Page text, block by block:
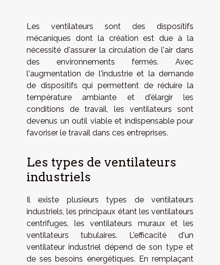
Les ventilateurs sont des dispositifs
mécaniques dont la création est due à la
nécessité d'assurer la circulation de l'air dans
des environnements fermés. Avec
l'augmentation de l'industrie et la demande
de dispositifs qui permettent de réduire la
température ambiante et d'élargir les
conditions de travail, les ventilateurs sont
devenus un outil viable et indispensable pour
favoriser le travail dans ces entreprises.
Les types de ventilateurs
industriels
Il existe plusieurs types de ventilateurs
industriels, les principaux étant les ventilateurs
centrifuges, les ventilateurs muraux et les
ventilateurs tubulaires. L'efficacité d'un
ventilateur industriel dépend de son type et
de ses besoins énergétiques. En remplaçant